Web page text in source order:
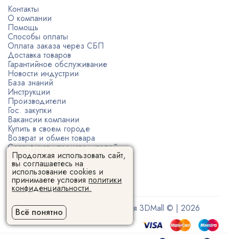
Контакты
О компании
Помощь
Способы оплаты
Оплата заказа через СБП
Доставка товаров
Гарантийное обслуживание
Новости индустрии
База знаний
Инструкции
Производители
Гос. закупки
Вакансии компании
Купить в своем городе
Возврат и обмен товара
Сертификаты производителей
Политика конфиденциальности
Пользовательское соглашение
Поставщик 3D-оборудования 3DMall © | 2026
Продолжая использовать сайт,
вы соглашаетесь на
использование cookies и
принимаете условияполитики
конфиденциальности.
Всё понятно